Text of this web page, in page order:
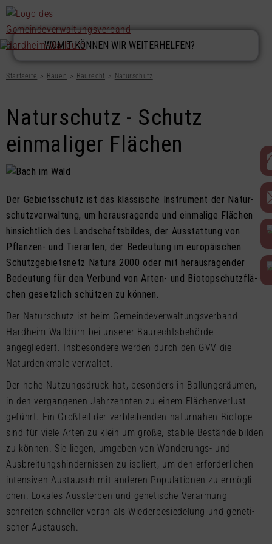
Startseite Bauen Baurecht Naturschutz
Naturschutz - Schutz
einmaliger Flächen
Der Gebiets­­­­schutz ist das klassische Instrument der Natur­­­­
schutz­­­­ver­­­­wal­tung, um heraus­ra­­­­gende und einmalige Flächen
hinsicht­­­­lich des Landschafts­­­­bil­­­­des, der Ausstat­tung von
Pflanzen- und Tierarten, der Bedeutung im europäi­­­­schen
Schutz­­­­ge­­­­biets­­­­netz Natura 2000 oder mit heraus­ra­­­­gen­­­­der
Bedeutung für den Verbund von Arten- und Biotop­­­­schutz­flä­
chen gesetzlich schützen zu können.
Der Naturschutz ist beim Gemeindeverwaltungsverband
Hardheim-Walldürn bei unserer Baurechtsbehörde
angegliedert. Insbesondere werden durch den GVV die
Naturdenkmale verwaltet.
Der hohe Nutzungs­­­­­druck hat, besonders in Ballungs­­­räu­­­men,
in den vergan­­­ge­­­nen Jahrzehn­ten zu einem Flächen­­­ver­­­lust
geführt. Ein Großteil der verblei­­­ben­­­den naturnahen Biotope
sind für viele Arten zu klein um große, stabile Bestände bilden
zu können. Sie liegen, umgeben von Wanderungs- und
Ausbrei­tungs­­­hin­­­der­­­nis­­­sen zu isoliert, um den erfor­­­der­­­li­chen
intensiven Austausch mit anderen Popula­tio­­­nen zu ermög­­­li­
chen. Lokales Aussterben und genetische Verarmung
schreiten schneller voran als Wieder­­­­­be­­­sie­­­de­­­lung und geneti­­­
scher Austausch.